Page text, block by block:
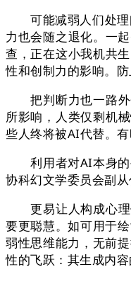
可能减弱人们处理
力也会随之退化。一
查，正在这小我机共
性和创制力的影响。
把判断力也一路外
所影响，人类仅剩机
些人终将被AI代替。有
利用者对AI本身的
协科幻文学委员会副
更易让人构成心理
要更聪慧。如可用于
弱性思维能力，无前
性的飞跃：其生成内容